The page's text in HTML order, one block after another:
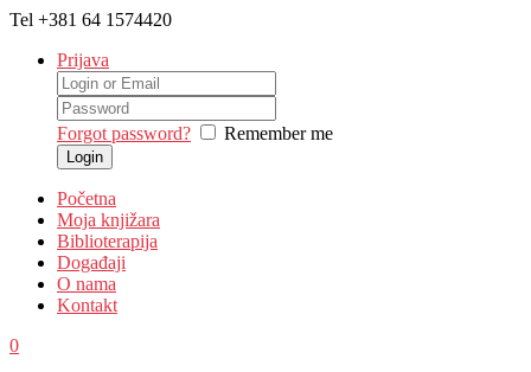
Tel +381 64 1574420
Prijava
Forgot password? Remember me
Početna
Moja knjižara
Biblioterapija
Događaji
O nama
Kontakt
0